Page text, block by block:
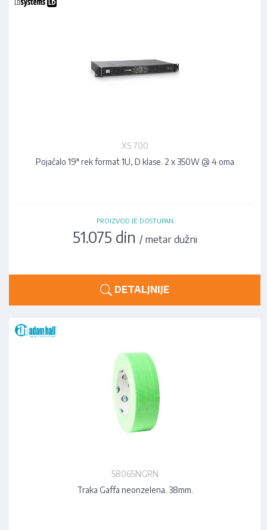
XS 700
Pojačalo 19" rek format 1U, D klase. 2 x 350W @ 4 oma
PROIZVOD JE DOSTUPAN
51.075 din / metar dužni
DETALJNIJE
58065NGRN
Traka Gaffa neonzelena. 38mm.